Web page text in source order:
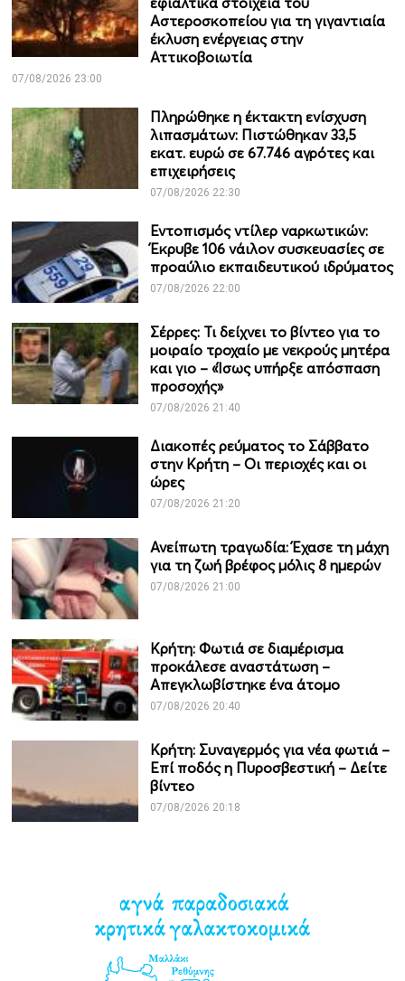
Αστεροσκοπείου για τη γιγαντιαία
έκλυση ενέργειας στην
Αττικοβοιωτία
07/08/2026 23:00
Πληρώθηκε η έκτακτη ενίσχυση
λιπασμάτων: Πιστώθηκαν 33,5
εκατ. ευρώ σε 67.746 αγρότες και
επιχειρήσεις
07/08/2026 22:30
Εντοπισμός ντίλερ ναρκωτικών:
Έκρυβε 106 νάιλον συσκευασίες σε
προαύλιο εκπαιδευτικού ιδρύματος
07/08/2026 22:00
Σέρρες: Τι δείχνει το βίντεο για το
μοιραίο τροχαίο με νεκρούς μητέρα
και γιο – «Ίσως υπήρξε απόσπαση
προσοχής»
07/08/2026 21:40
Διακοπές ρεύματος το Σάββατο
στην Κρήτη – Οι περιοχές και οι
ώρες
07/08/2026 21:20
Ανείπωτη τραγωδία: Έχασε τη μάχη
για τη ζωή βρέφος μόλις 8 ημερών
07/08/2026 21:00
Κρήτη: Φωτιά σε διαμέρισμα
προκάλεσε αναστάτωση –
Απεγκλωβίστηκε ένα άτομο
07/08/2026 20:40
Κρήτη: Συναγερμός για νέα φωτιά –
Επί ποδός η Πυροσβεστική – Δείτε
βίντεο
07/08/2026 20:18